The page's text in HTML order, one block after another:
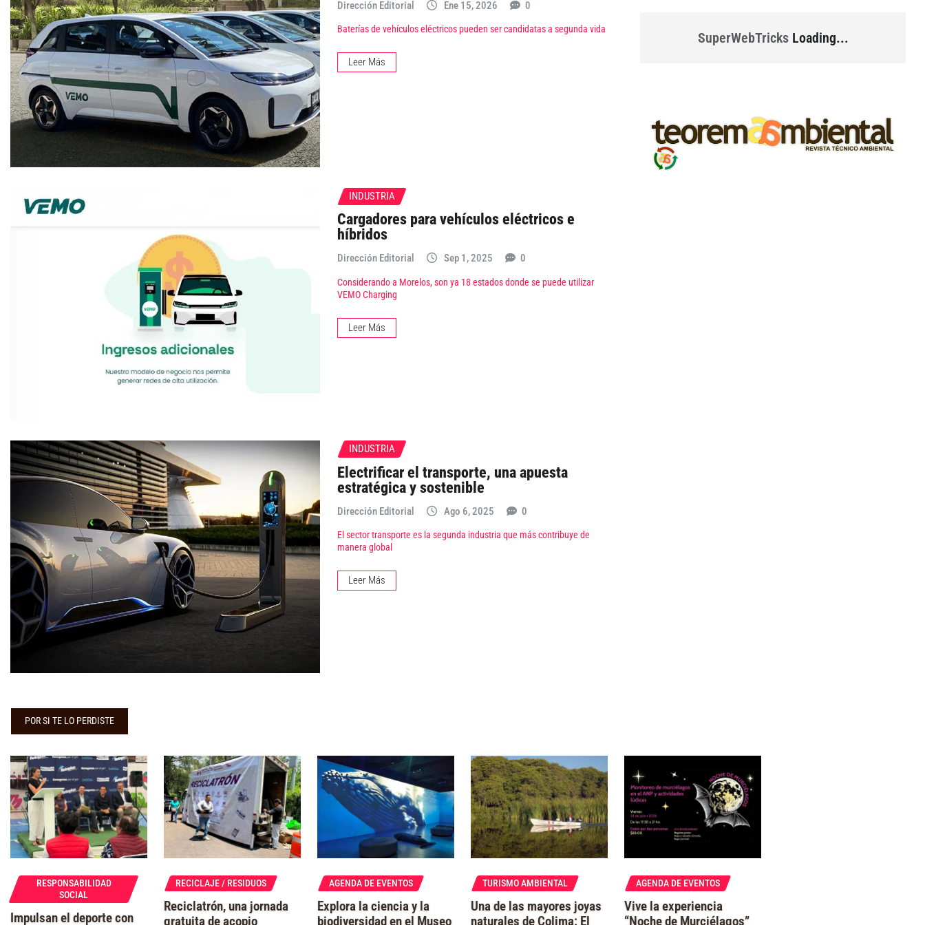
Dirección Editorial Ene 15, 2026 0
Baterías de vehículos eléctricos pueden ser candidatas a segunda vida
Leer Más
INDUSTRIA
Cargadores para vehículos eléctricos e
híbridos
Dirección Editorial Sep 1, 2025 0
Considerando a Morelos, son ya 18 estados donde se puede utilizar
VEMO Charging
Leer Más
INDUSTRIA
Electrificar el transporte, una apuesta
estratégica y sostenible
Dirección Editorial Ago 6, 2025 0
El sector transporte es la segunda industria que más contribuye de
manera global
Leer Más
SuperWebTricksLoading...
POR SI TE LO PERDISTE
RESPONSABILIDAD
SOCIAL
Impulsan el deporte con
RECICLAJE / RESIDUOS
Reciclatrón, una jornada
gratuita de acopio
AGENDA DE EVENTOS
Explora la ciencia y la
biodiversidad en el Museo
TURISMO AMBIENTAL
Una de las mayores joyas
naturales de Colima: El
AGENDA DE EVENTOS
Vive la experiencia
“Noche de Murciélagos”